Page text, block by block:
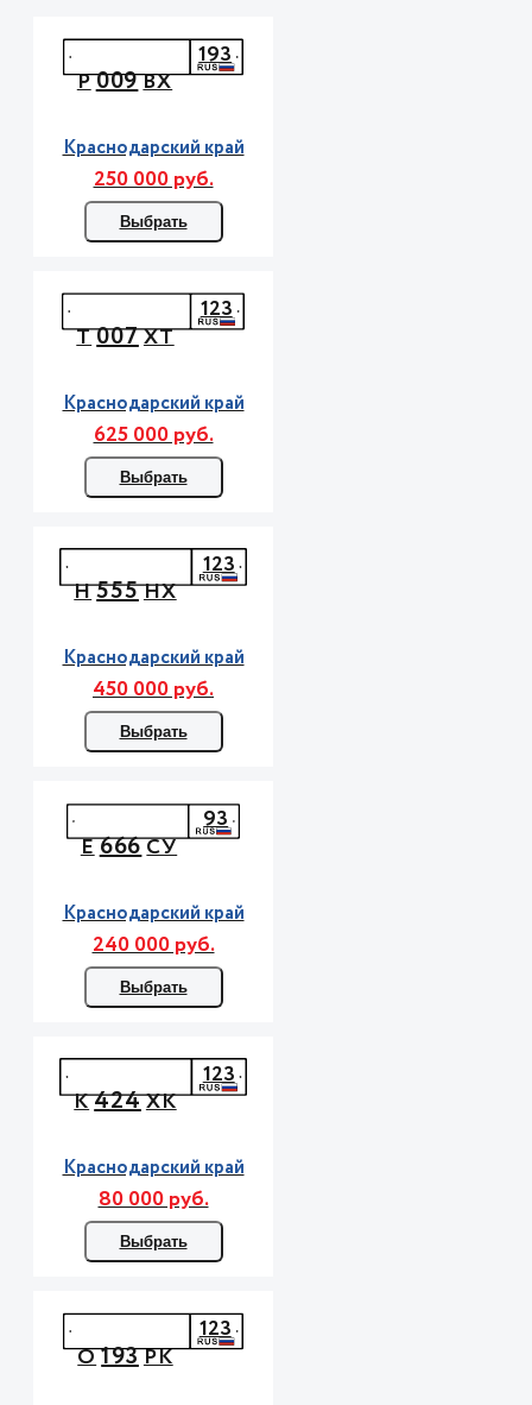
Р009ВХ
193
Краснодарский край
250 000 руб.
Выбрать
Т007ХТ
123
Краснодарский край
625 000 руб.
Выбрать
Н555НХ
123
Краснодарский край
450 000 руб.
Выбрать
Е666СУ
93
Краснодарский край
240 000 руб.
Выбрать
К424ХК
123
Краснодарский край
80 000 руб.
Выбрать
О193РК
123